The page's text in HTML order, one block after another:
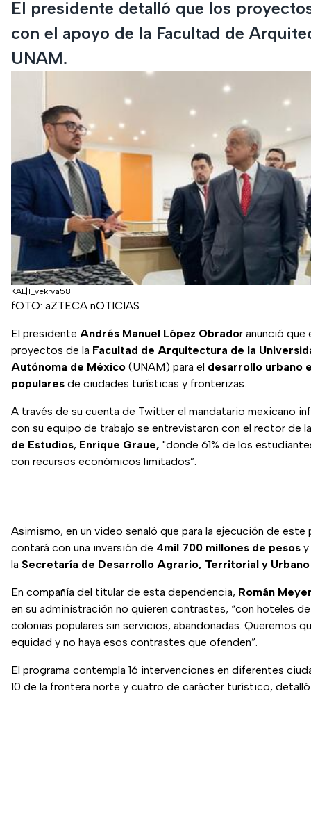
El presidente detalló que los
con el apoyo de la Facultad de
UNAM.
KAL|1_vekrva58
fOTO: aZTECA nOTICIAS
El presidente Andrés Manuel López Obrador anunció que
proyectos de la Facultad de Arquitectura de la
Autónoma de México (UNAM) para el desarrollo urbano
populares de ciudades turísticas y fronterizas.
A través de su cuenta de Twitter el mandatario mexicano
con su equipo de trabajo se entrevistaron con el rector de
de Estudios, Enrique Graue, "donde 61% de los
con recursos económicos limitados”.
Asimismo, en un video señaló que para la ejecución de este
contará con una inversión de 4mil 700 millones de pesos
la Secretaría de Desarrollo Agrario, Territorial y Urbano
En compañía del titular de esta dependencia, Román
en su administración no quieren contrastes, “con hoteles
colonias populares sin servicios, abandonadas. Queremos
equidad y no haya esos contrastes que ofenden”.
El programa contempla 16 intervenciones en diferentes
10 de la frontera norte y cuatro de carácter turístico,